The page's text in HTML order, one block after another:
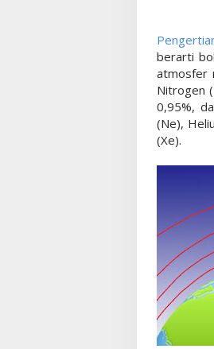
berarti
atmosfer
Nitrogen
0,95%,
(Ne),
(Xe).